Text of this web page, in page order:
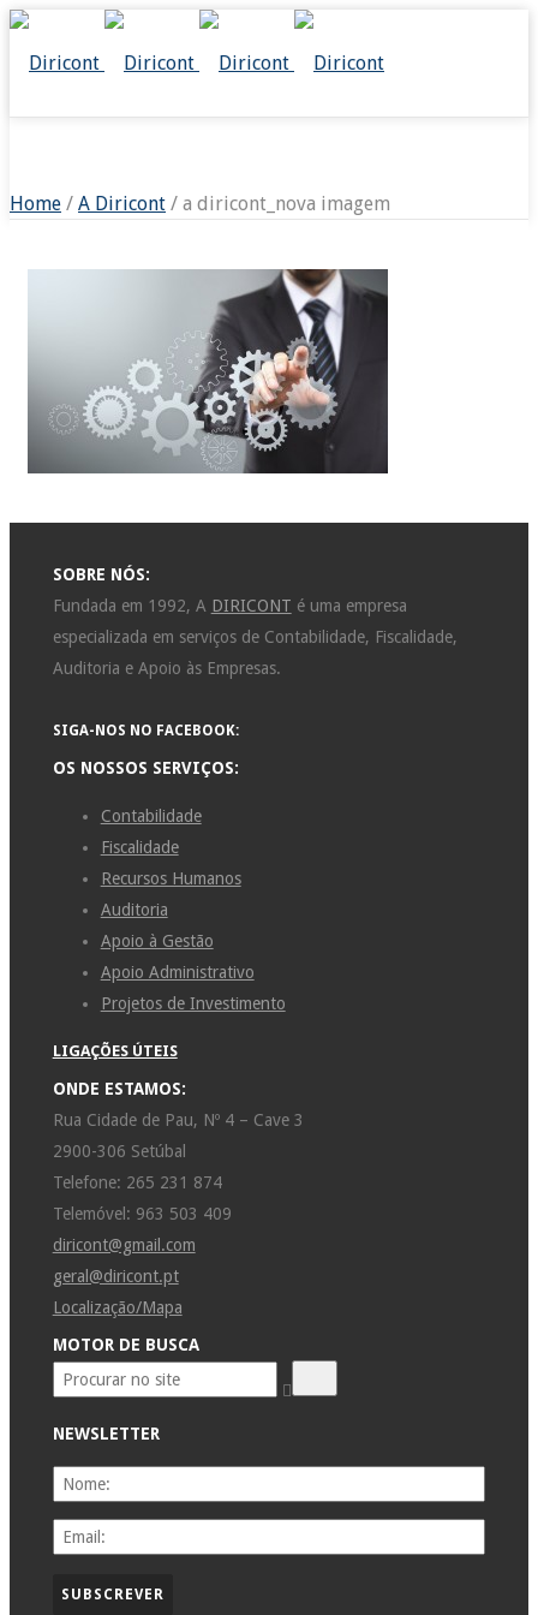
Home / A Diricont / a diricont_nova imagem
SOBRE NÓS:
Fundada em 1992, A DIRICONT é uma empresa
especializada em serviços de Contabilidade, Fiscalidade,
Auditoria e Apoio às Empresas.
SIGA-NOS NO FACEBOOK:
OS NOSSOS SERVIÇOS:
Contabilidade
Fiscalidade
Recursos Humanos
Auditoria
Apoio à Gestão
Apoio Administrativo
Projetos de Investimento
LIGAÇÕES ÚTEIS
ONDE ESTAMOS:
Rua Cidade de Pau, Nº 4 – Cave 3
2900-306 Setúbal
Telefone: 265 231 874
Telemóvel: 963 503 409
diricont@gmail.com
geral@diricont.pt
Localização/Mapa
MOTOR DE BUSCA
NEWSLETTER